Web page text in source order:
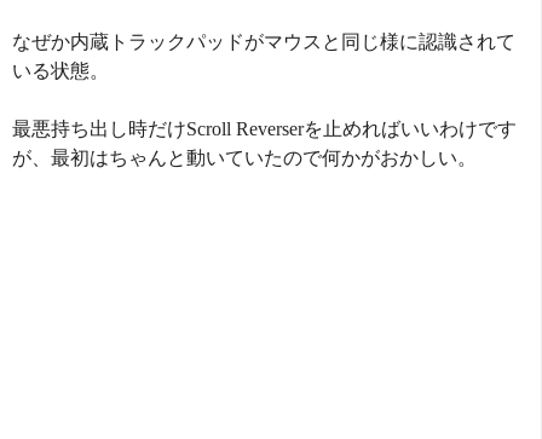
なぜか内蔵トラックパッドがマウスと同じ様に認識されて
いる状態。
最悪持ち出し時だけScroll Reverserを止めればいいわけです
が、最初はちゃんと動いていたので何かがおかしい。